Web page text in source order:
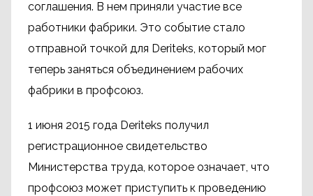
соглашения. В нем приняли участие все
работники фабрики. Это событие стало
отправной точкой для Deriteks, который мог
теперь заняться объединением рабочих
фабрики в профсоюз.
1 июня 2015 года Deriteks получил
регистрационное свидетельство
Министерства труда, которое означает, что
профсоюз может приступить к проведению